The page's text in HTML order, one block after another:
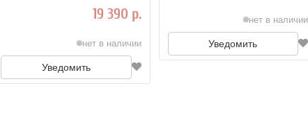
19 390 р.
нет в наличии
Уведомить
нет в наличии
Уведомить